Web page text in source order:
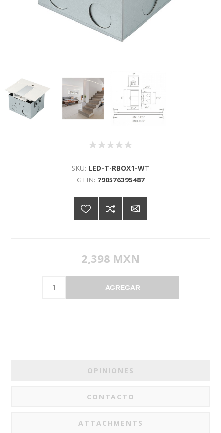
SKU: LED-T-RBOX1-WT
GTIN: 790576395487
2,398 MXN
AGREGAR
OPINIONES
CONTACTO
ATTACHMENTS